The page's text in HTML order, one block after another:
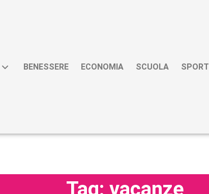
BENESSERE ECONOMIA SCUOLA SPORT
Tag: vacanze